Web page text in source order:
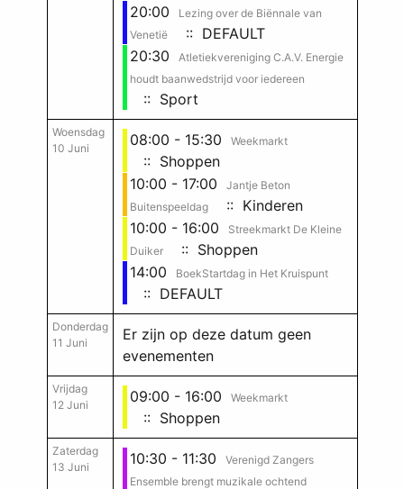
20:00
Lezing over de Biënnale van
Venetië
:: DEFAULT
20:30
Atletiekvereniging C.A.V. Energie
houdt baanwedstrijd voor iedereen
:: Sport
Woensdag
10 Juni
08:00 - 15:30 Weekmarkt
:: Shoppen
10:00 - 17:00
Jantje Beton
Buitenspeeldag
:: Kinderen
10:00 - 16:00
Streekmarkt De Kleine
Duiker
:: Shoppen
14:00
BoekStartdag in Het Kruispunt
:: DEFAULT
Donderdag
11 Juni
Er zijn op deze datum geen
evenementen
Vrijdag
12 Juni
09:00 - 16:00 Weekmarkt
:: Shoppen
Zaterdag
13 Juni
10:30 - 11:30
Verenigd Zangers
Ensemble brengt muzikale ochtend